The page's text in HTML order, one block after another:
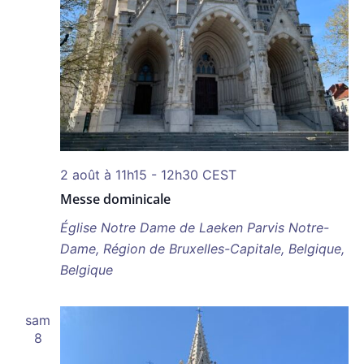
Messe dominicale
2 août à 11h15 - 12h30 CEST
Église Notre Dame de Laeken Parvis Notre-
Dame, Région de Bruxelles-Capitale, Belgique,
Belgique
sam
8